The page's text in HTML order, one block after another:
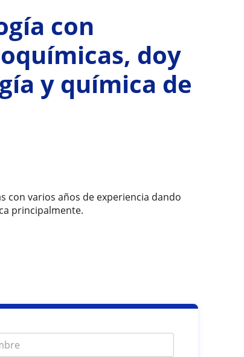
con
doy
y química de
con varios años de experiencia dando
principalmente.